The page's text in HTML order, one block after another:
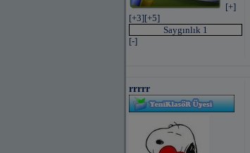
[+]
[+3][+5]
Saygınlık 1
[-]
rrrrr